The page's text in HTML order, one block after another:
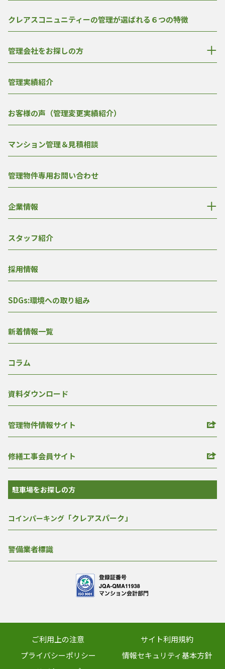
クレアスコニュニティーの管理が選ばれる６つの特徴
管理会社をお探しの方
管理実績紹介
お客様の声（管理変更実績紹介）
マンション管理＆見積相談
管理物件専用お問い合わせ
企業情報
スタッフ紹介
採用情報
SDGs:環境への取り組み
新着情報一覧
コラム
資料ダウンロード
管理物件情報サイト
修繕工事会員サイト
駐車場をお探しの方
コインパーキング 「クレアスパーク」
警備業者標識
ご利用上の注意
サイト利用規約
プライバシーポリシー
情報セキュリティ基本方針